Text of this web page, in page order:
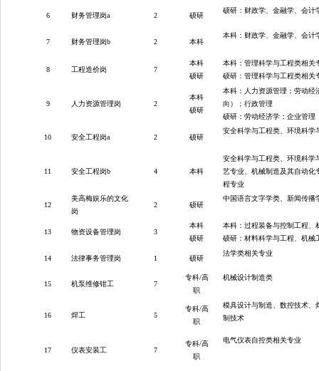
6 财务管理岗a 2 硕研
硕研：财政学、金融学、会计
7 财务管理岗b 2 本科
本科：财政学、金融学、会计
8 工程造价岗 7
本科
硕研
本科：管理科学与工程类相关
硕研：管理科学与工程类相关
9 人力资源管理岗 2
本科
硕研
本科：人力资源管理；劳动经
向）；行政管理
硕研：劳动经济学；企业管理
10 安全工程岗a 2 硕研
安全科学与工程类、环境科学
11 安全工程岗b 4 本科
安全科学与工程类、环境科学
艺专业、机械制造及其自动化
程专业
12
美高梅娱乐的文化
岗
2 硕研
中国语言文字学类、新闻传播
13 物资设备管理岗 3
本科
硕研
本科：过程装备与控制工程、
硕研：材料科学与工程、机械
14 法律事务管理岗 1 硕研
法学类相关专业
15 机泵维修钳工 7
专科/高
职
机械设计制造类
16 焊工 5
专科/高
职
模具设计与制造、数控技术、
制技术
17 仪表安装工 7
专科/高
职
电气仪表自控类相关专业